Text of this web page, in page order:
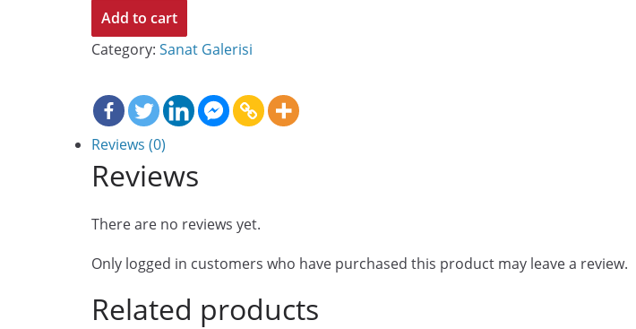
Çingene
Kız
Gaia
Eseri
quantity
Add to cart
Category: Sanat Galerisi
Reviews (0)
Reviews
There are no reviews yet.
Only logged in customers who have purchased this product may leave a review.
Related products